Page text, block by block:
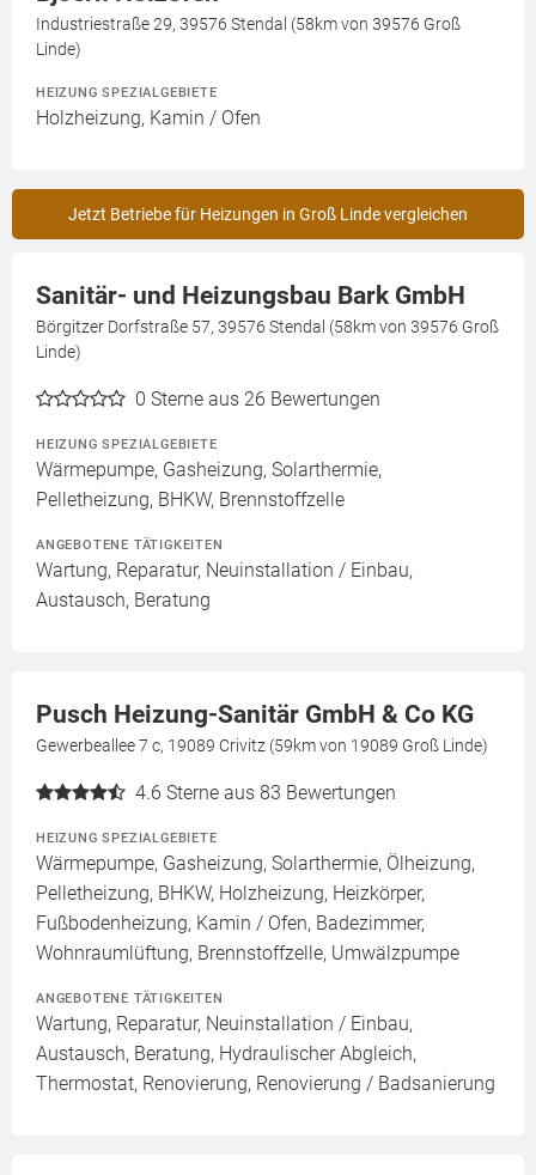
Industriestraße 29, 39576 Stendal (58km von 39576 Groß
Linde)
HEIZUNG SPEZIALGEBIETE
Holzheizung, Kamin / Ofen
Jetzt Betriebe für Heizungen in Groß Linde vergleichen
Sanitär- und Heizungsbau Bark GmbH
Börgitzer Dorfstraße 57, 39576 Stendal (58km von 39576 Groß
Linde)
0 Sterne aus 26 Bewertungen
HEIZUNG SPEZIALGEBIETE
Wärmepumpe, Gasheizung, Solarthermie,
Pelletheizung, BHKW, Brennstoffzelle
ANGEBOTENE TÄTIGKEITEN
Wartung, Reparatur, Neuinstallation / Einbau,
Austausch, Beratung
Pusch Heizung-Sanitär GmbH & Co KG
Gewerbeallee 7 c, 19089 Crivitz (59km von 19089 Groß Linde)
4.6 Sterne aus 83 Bewertungen
HEIZUNG SPEZIALGEBIETE
Wärmepumpe, Gasheizung, Solarthermie, Ölheizung,
Pelletheizung, BHKW, Holzheizung, Heizkörper,
Fußbodenheizung, Kamin / Ofen, Badezimmer,
Wohnraumlüftung, Brennstoffzelle, Umwälzpumpe
ANGEBOTENE TÄTIGKEITEN
Wartung, Reparatur, Neuinstallation / Einbau,
Austausch, Beratung, Hydraulischer Abgleich,
Thermostat, Renovierung, Renovierung / Badsanierung